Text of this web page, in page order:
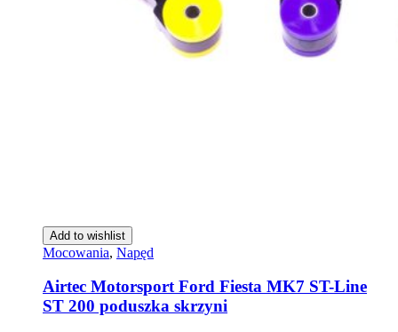
Add to wishlist
Mocowania, Napęd
Airtec Motorsport Ford Fiesta MK7 ST-Line
ST 200 poduszka skrzyni